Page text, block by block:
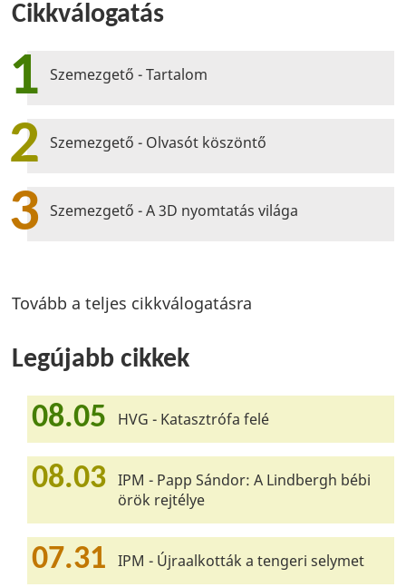
Cikkválogatás
1 Szemezgető - Tartalom
2 Szemezgető - Olvasót köszöntő
3 Szemezgető - A 3D nyomtatás világa
Tovább a teljes cikkválogatásra
Legújabb cikkek
08.05 HVG - Katasztrófa felé
08.03
IPM - Papp Sándor: A Lindbergh bébi
örök rejtélye
07.31 IPM - Újraalkották a tengeri selymet